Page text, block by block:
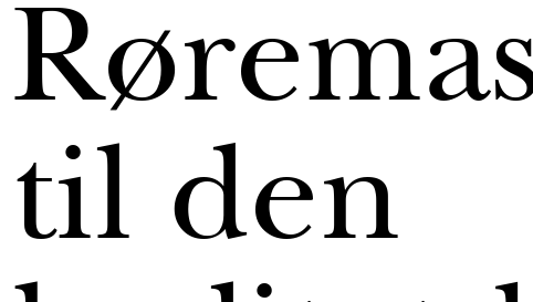
til den